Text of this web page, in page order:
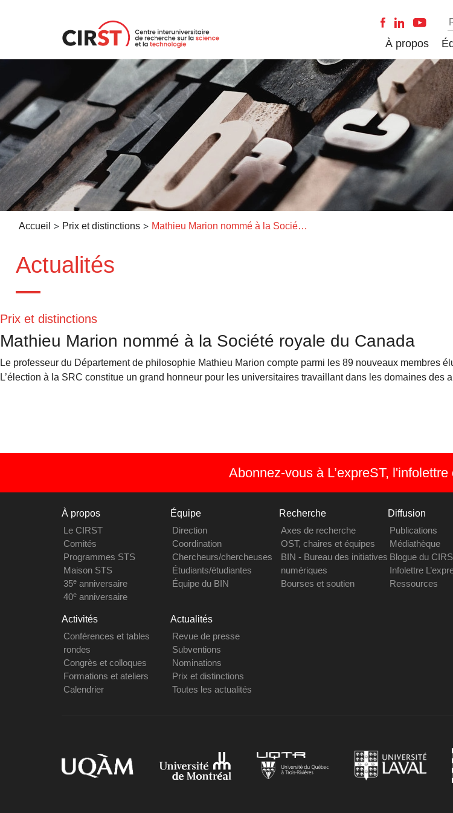
À propos
Accueil > Prix et distinctions > Mathieu Marion nommé à la Société royale du Canada
Actualités
Prix et distinctions
Mathieu Marion nommé à la Société royale du Canada
Le professeur du Département de philosophie Mathieu Marion compte parmi les 89 nouveaux membres
L’élection à la SRC constitue un grand honneur pour les universitaires travaillant dans les domaines des
Abonnez-vous à L’expreST,
À propos
Le CIRST
Comités
Programmes STS
Maison STS
35eanniversaire
40eanniversaire
Équipe
Direction
Coordination
Chercheurs/chercheuses
Étudiants/étudiantes
Équipe du BIN
Recherche
Axes de recherche
OST, chaires et équipes
BIN - Bureau des initiatives
numériques
Bourses et soutien
Diffusion
Publications
Médiathèque
Blogue du
Infolettre
Ressources
Activités
Conférences et tables
rondes
Congrès et colloques
Formations et ateliers
Calendrier
Actualités
Revue de presse
Subventions
Nominations
Prix et distinctions
Toutes les actualités